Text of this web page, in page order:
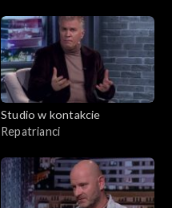
Studio w kontakcie
Repatrianci